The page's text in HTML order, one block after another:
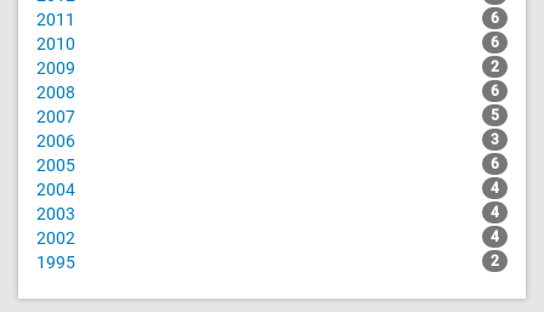
2011 6
2010 6
2009 2
2008 6
2007 5
2006 3
2005 6
2004 4
2003 4
2002 4
1995 2